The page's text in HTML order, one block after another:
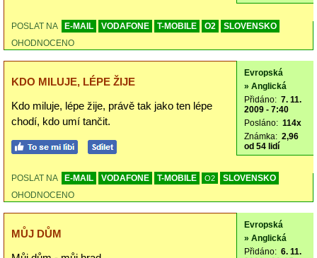
POSLAT NA E-MAIL VODAFONE T-MOBILE O2
SLOVENSKO
OHODNOCENO
KDO MILUJE, LÉPE ŽIJE
Kdo miluje, lépe žije, právě tak jako ten lépe
chodí, kdo umí tančit.
Evropská
» Anglická
Přidáno: 7. 11.
2009 - 7:40
Posláno: 114x
Známka: 2,96
od 54 lidí
POSLAT NA E-MAIL VODAFONE T-MOBILE O2
SLOVENSKO
OHODNOCENO
MŮJ DŮM
Evropská
» Anglická
Přidáno: 6. 11.